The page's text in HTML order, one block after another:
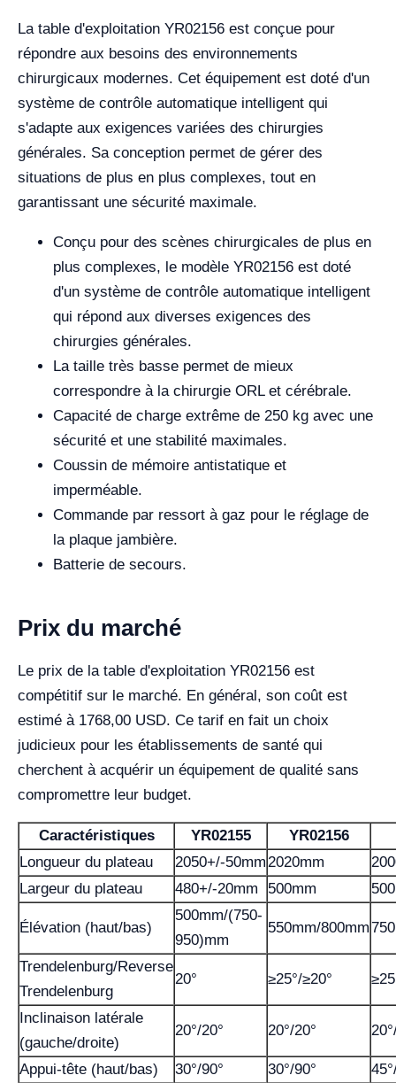
La table d'exploitation YR02156 est conçue pour
répondre aux besoins des environnements
chirurgicaux modernes. Cet équipement est doté d'un
système de contrôle automatique intelligent qui
s'adapte aux exigences variées des chirurgies
générales. Sa conception permet de gérer des
situations de plus en plus complexes, tout en
garantissant une sécurité maximale.
Conçu pour des scènes chirurgicales de plus en
plus complexes, le modèle YR02156 est doté
d'un système de contrôle automatique intelligent
qui répond aux diverses exigences des
chirurgies générales.
La taille très basse permet de mieux
correspondre à la chirurgie ORL et cérébrale.
Capacité de charge extrême de 250 kg avec une
sécurité et une stabilité maximales.
Coussin de mémoire antistatique et
imperméable.
Commande par ressort à gaz pour le réglage de
la plaque jambière.
Batterie de secours.
Prix du marché
Le prix de la table d'exploitation YR02156 est
compétitif sur le marché. En général, son coût est
estimé à 1768,00 USD. Ce tarif en fait un choix
judicieux pour les établissements de santé qui
cherchent à acquérir un équipement de qualité sans
compromettre leur budget.
Caractéristiques YR02155
YR02156
Longueur du plateau
2050+/-50mm2020mm
Largeur du plateau
480+/-20mm 500mm
Élévation (haut/bas)
500mm/(750-
950)mm
550mm/800mm
Trendelenburg/Reverse
Trendelenburg
20° ≥25°/≥20°
Inclinaison latérale
(gauche/droite)
20°/20° 20°/20°
Appui-tête (haut/bas) 30°/90° 30°/90°